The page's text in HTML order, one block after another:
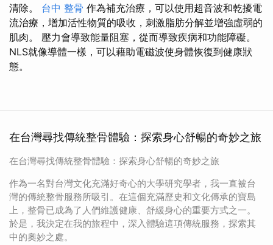
清除。 台中 整骨 作為補充治療，可以使用超音波和乾擾電
流治療，增加活性物質的吸收，刺激脂肪分解並增強虛弱的
肌肉。 壓力會導致能量阻塞，從而導致疾病和功能障礙。
NLS就像導體一樣，可以藉助電磁波使身體恢復到健康狀
態。
在台灣尋找傳統整骨體驗：探索身心舒暢的奇妙之旅
在台灣尋找傳統整骨體驗：探索身心舒暢的奇妙之旅
作為一名對台灣文化充滿好奇心的大學研究學者，我一直被台
灣的傳統整骨服務所吸引。在這個充滿歷史和文化傳承的寶島
上，整骨已成為了人們維護健康、舒緩身心的重要方式之一。
於是，我決定在我的旅程中，深入體驗這項傳統服務，探索其
中的奧妙之處。